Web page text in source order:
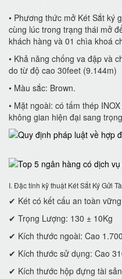
• Phương thức mở Két Sắt ký
cùng lúc trong trạng thái mở
khách hàng và 01 chìa khoá
• Khả năng chống va đập và
do từ độ cao 30feet (9.144m)
• Màu sắc: Brown.
• Mặt ngoài: có tấm thép
không gian hiện đại sang
I. Đặc tính kỹ thuật Két Sắt Ký Gửi
✔ Két có kết cấu an toàn
✔ Trọng Lượng: 130 ± 10Kg
✔ Kích thước ngoài: Cao
✔ Kích thước sử dụng: Cao
✔ Kích thước hộp đựng tài